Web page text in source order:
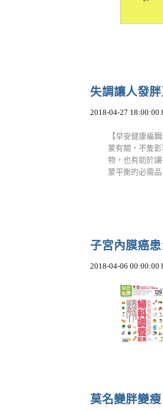
失調讓人發
2018-04-27 18:00:00
【早安健康編
蒙有關，不隻
物，也有助於
蒙平衡的必需
子宮內膜癌
2018-04-06 00:00:00
莫名變胖變